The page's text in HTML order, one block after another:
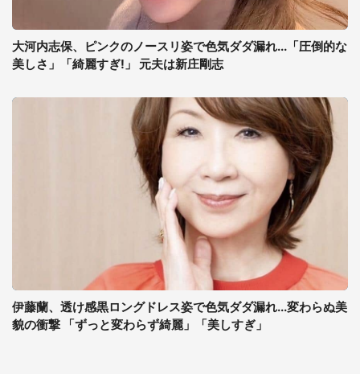
大河内志保、ピンクのノースリ姿で色気ダダ漏れ...「圧倒的な
美しさ」「綺麗すぎ!」 元夫は新庄剛志
伊藤蘭、透け感黒ロングドレス姿で色気ダダ漏れ...変わらぬ美
貌の衝撃 「ずっと変わらず綺麗」「美しすぎ」